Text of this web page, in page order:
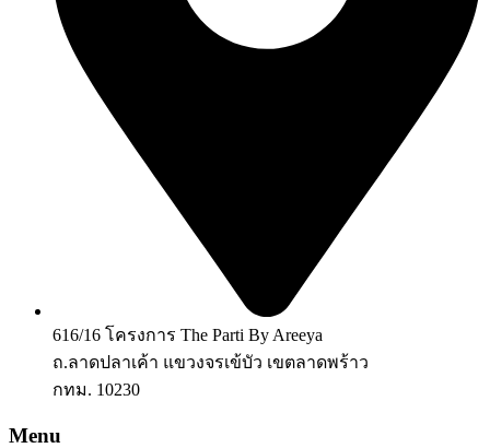
616/16 โครงการ The Parti By Areeya
ถ.ลาดปลาเค้า แขวงจรเข้บัว เขตลาดพร้าว
กทม. 10230
Menu